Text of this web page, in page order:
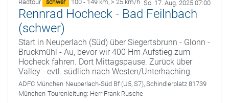
Radtour schwer 100 - 149 km, > 25 km/h So. 17. Aug. 2025 07:00
Rennrad Hocheck - Bad Feilnbach
(schwer)
Start in Neuperlach (Süd) über Siegertsbrunn - Glonn -
Bruckmühl - Au, bevor wir 400 Hm Aufstieg zum
Hocheck fahren. Dort Mittagspause. Zurück über
Valley - evtl. südlich nach Westen/Unterhaching.
ADFC München Neuperlach-Süd Bf (U5, S7), Schindlerplatz 81739
München Tourenleitung: Herr Frank Rusche